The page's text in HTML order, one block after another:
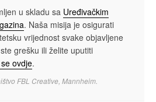
u skladu sa Uređivačkim
. Naša misija je osigurati
vrijednost svake objavljene
grešku ili želite uputiti
ovdje.
FBL Creative, Mannheim.